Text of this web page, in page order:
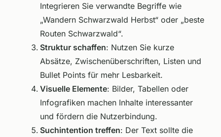
Integrieren Sie verwandte Begriffe wie
„Wandern Schwarzwald Herbst“ oder „beste
Routen Schwarzwald“.
Struktur schaffen: Nutzen Sie kurze
Absätze, Zwischenüberschriften, Listen und
Bullet Points für mehr Lesbarkeit.
Visuelle Elemente: Bilder, Tabellen oder
Infografiken machen Inhalte interessanter
und fördern die Nutzerbindung.
Suchintention treffen: Der Text sollte die